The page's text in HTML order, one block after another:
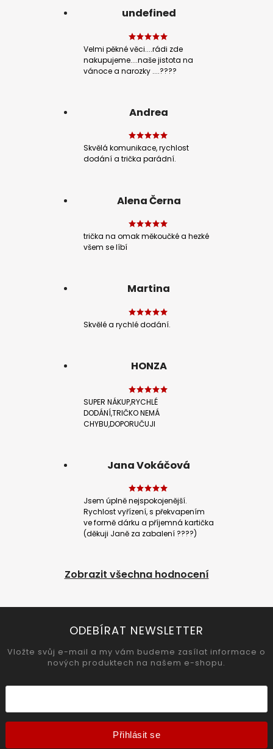
undefined
Velmi pěkné věci....rádi zde
nakupujeme....naše jistota na
vánoce a narozky ....????
Andrea
Skvělá komunikace, rychlost
dodání a trička parádní.
Alena Černa
trička na omak měkoučké a hezké
všem se líbí
Martina
Skvělé a rychlé dodání.
HONZA
SUPER NÁKUP,RYCHLÉ
DODÁNÍ,TRIČKO NEMÁ
CHYBU,DOPORUČUJI
Jana Vokáčová
Jsem úplně nejspokojenější.
Rychlost vyřízení, s překvapením
ve formě dárku a příjemná kartička
(děkuji Janě za zabalení ????)
Zobrazit všechna hodnocení
ODEBÍRAT NEWSLETTER
Vložte svůj e-mail a my vám budeme zasílat informace o
nových produktech na našem e-shopu.
Přihlásit se